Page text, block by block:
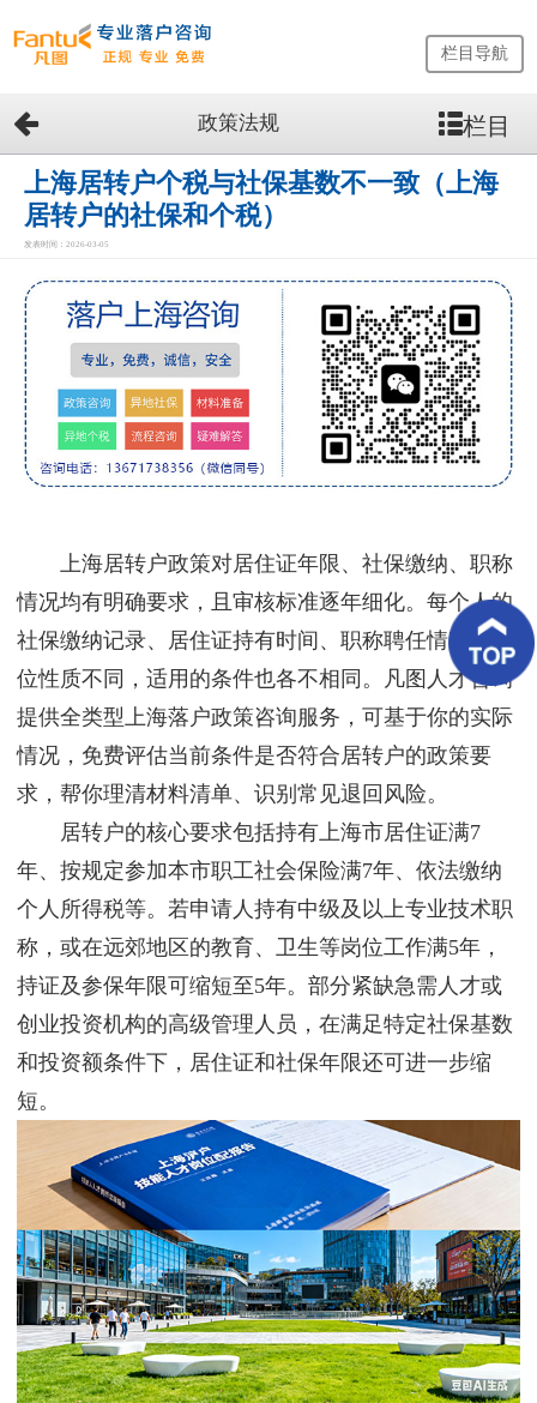
网
站
首
页
留
生
务
优
案
客
好
评
新
讯
联
系
我
们
栏目导航
政策法规 栏目
上海居转户个税与社保基数不一致（上海
居转户的社保和个税）
发表时间：2026-03-05
上海居转户政策对居住证年限、社保缴纳、职称
情况均有明确要求，且审核标准逐年细化。每个人的
社保缴纳记录、居住证持有时间、职称聘任情况、单
位性质不同，适用的条件也各不相同。凡图人才咨询
提供全类型上海落户政策咨询服务，可基于你的实际
情况，免费评估当前条件是否符合居转户的政策要
求，帮你理清材料清单、识别常见退回风险。
居转户的核心要求包括持有上海市居住证满7
年、按规定参加本市职工社会保险满7年、依法缴纳
个人所得税等。若申请人持有中级及以上专业技术职
称，或在远郊地区的教育、卫生等岗位工作满5年，
持证及参保年限可缩短至5年。部分紧缺急需人才或
创业投资机构的高级管理人员，在满足特定社保基数
和投资额条件下，居住证和社保年限还可进一步缩
短。